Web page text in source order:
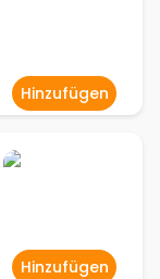
Hinzufügen
Hinzufügen